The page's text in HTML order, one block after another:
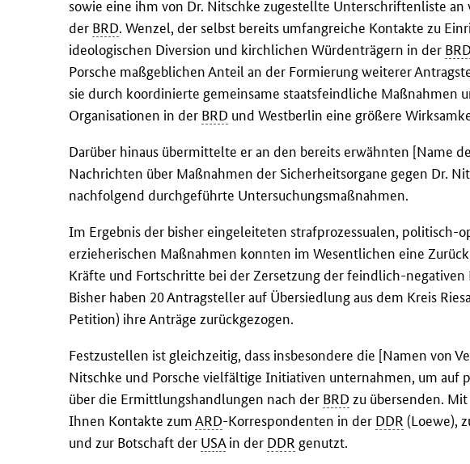
sowie eine ihm von Dr. Nitschke zugestellte Unterschriftenliste
der BRD. Wenzel, der selbst bereits umfangreiche Kontakte zu
ideologischen Diversion und kirchlichen Würdenträgern in der BRD
Porsche maßgeblichen Anteil an der Formierung weiterer
sie durch koordinierte gemeinsame staatsfeindliche Maßnahmen
Organisationen in der BRD und Westberlin eine größere
Darüber hinaus übermittelte er an den bereits erwähnten [Name
Nachrichten über Maßnahmen der Sicherheitsorgane gegen Dr.
nachfolgend durchgeführte Untersuchungsmaßnahmen.
Im Ergebnis der bisher eingeleiteten strafprozessualen, politisch-
erzieherischen Maßnahmen konnten im Wesentlichen eine
Kräfte und Fortschritte bei der Zersetzung der feindlich-
Bisher haben 20 Antragsteller auf Übersiedlung aus dem Kreis
Petition) ihre Anträge zurückgezogen.
Festzustellen ist gleichzeitig, dass insbesondere die [Namen von
Nitschke und Porsche vielfältige Initiativen unternahmen, um auf
über die Ermittlungshandlungen nach der BRD zu übersenden.
Ihnen Kontakte zumARD-Korrespondenten in der DDR (Loewe),
und zur Botschaft der USAin der DDR genutzt.